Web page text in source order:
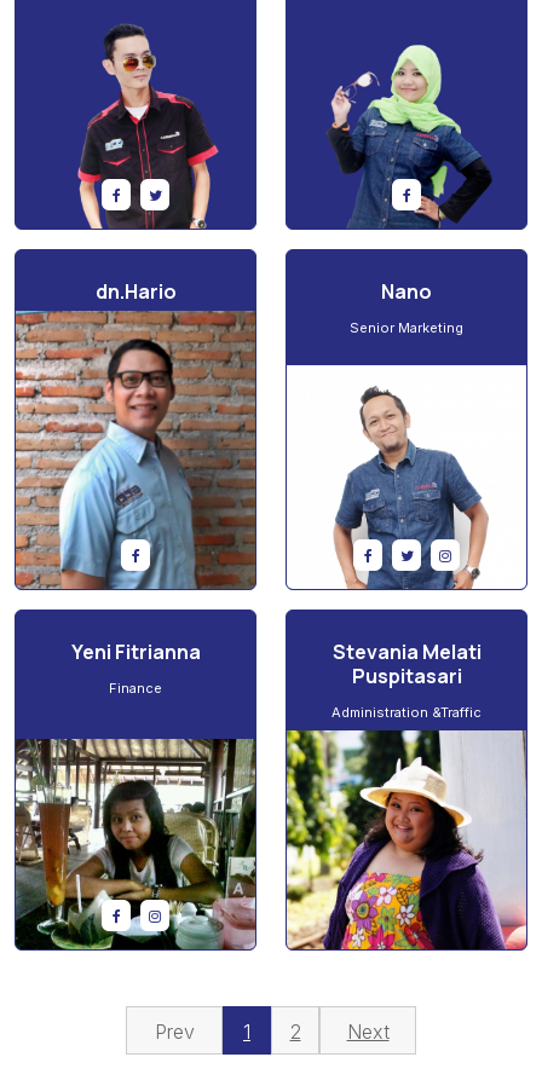
dn.Hario
Announcer
Nano
Senior Marketing
Yeni Fitrianna
Finance
Stevania Melati
Puspitasari
Administration &Traffic
Prev 1 2 Next